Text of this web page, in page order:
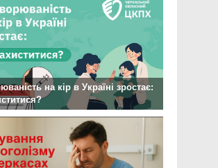
на кір в Україні зростає: